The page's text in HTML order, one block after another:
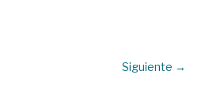
Siguiente →